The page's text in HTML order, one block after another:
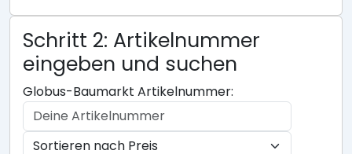
Schritt 2: Artikelnummer
eingeben und suchen
Globus-Baumarkt Artikelnummer: